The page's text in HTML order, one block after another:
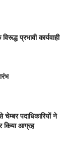
प्रभावी कार्यवाही
चेम्बर पदाधिकारियों ने
किया आग्रह